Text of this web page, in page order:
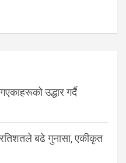
उद्धार गर्दै
बढे गुनासा, एकीकृत